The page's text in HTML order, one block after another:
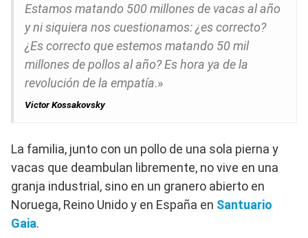
Estamos matando 500 millones de vacas al año
y ni siquiera nos cuestionamos: ¿es correcto?
¿Es correcto que estemos matando 50 mil
millones de pollos al año? Es hora ya de la
revolución de la empatía.»
Victor Kossakovsky
La familia, junto con un pollo de una sola pierna y
vacas que deambulan libremente, no vive en una
granja industrial, sino en un granero abierto en
Noruega, Reino Unido y en España en Santuario
Gaia.